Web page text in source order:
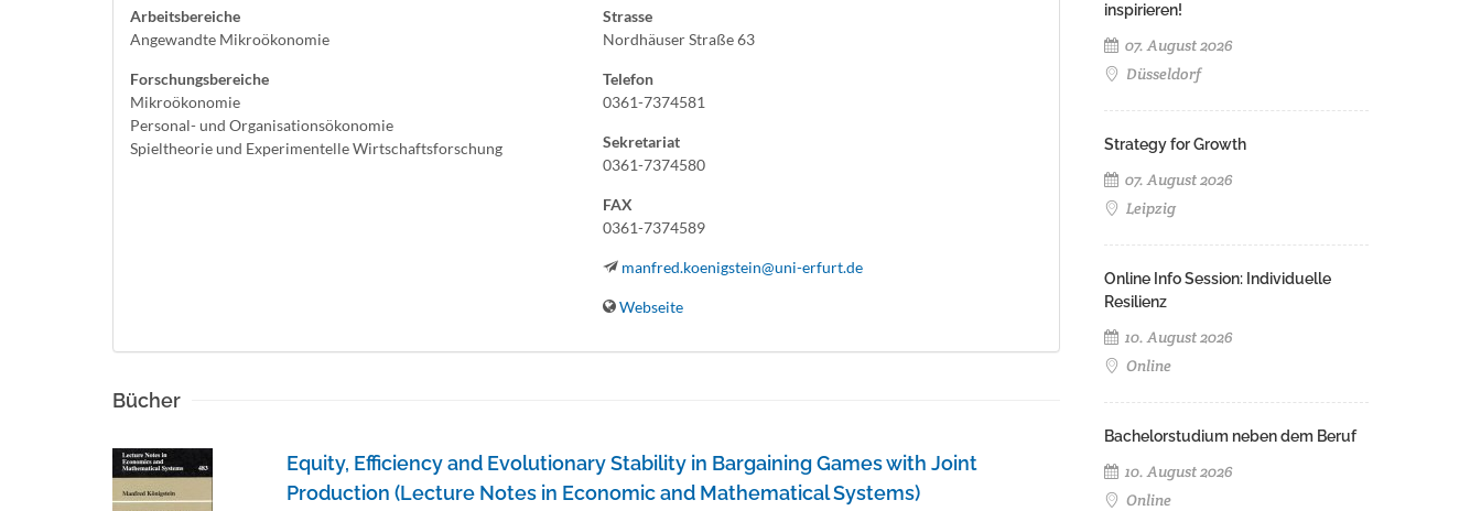
Arbeitsbereiche
Angewandte Mikroökonomie
Forschungsbereiche
Mikroökonomie
Personal- und Organisationsökonomie
Spieltheorie und Experimentelle Wirtschaftsforschung
Strasse
Nordhäuser Straße 63
Telefon
0361-7374581
Sekretariat
0361-7374580
FAX
0361-7374589
manfred.koenigstein@uni-erfurt.de
Webseite
Bücher
Equity, Efficiency and Evolutionary Stability in Bargaining Games with Joint
Production (Lecture Notes in Economic and Mathematical Systems)
inspirieren!
07. August 2026
Düsseldorf
Strategy for Growth
07. August 2026
Leipzig
Online Info Session: Individuelle
Resilienz
10. August 2026
Online
Bachelorstudium neben dem Beruf
10. August 2026
Online